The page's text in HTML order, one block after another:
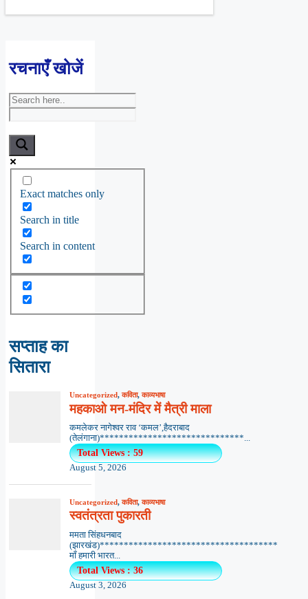
रचनाएँ खोजें
Exact matches only
Search in title
Search in content
सप्ताह का
सितारा
Uncategorized,कविता,काव्यभाषा
महकाओ मन-मंदिर में मैत्री माला
कमलेकर नागेश्वर राव ‘कमल’,हैदराबाद
(तेलंगाना)******************************...
Total Views : 59
August 5, 2026
Uncategorized,कविता,काव्यभाषा
स्वतंत्रता पुकारती
ममता सिंहधनबाद
(झारखंड)*************************************
माँ हमारी भारत...
Total Views : 36
August 3, 2026